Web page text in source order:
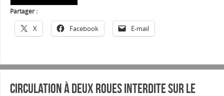
Partager :
X Facebook E-mail
Circulation à deux roues interdite sur le